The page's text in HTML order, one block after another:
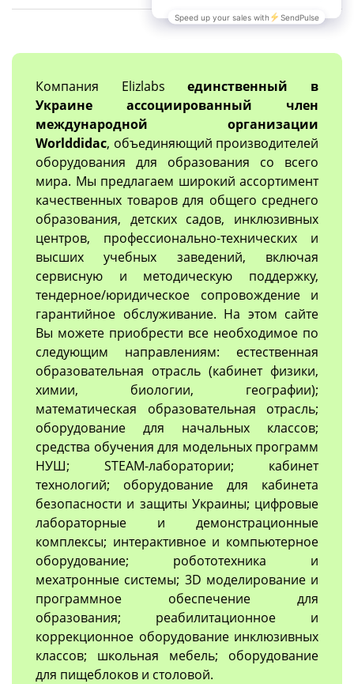
Компания Elizlabsединственный в
Украине ассоциированный член
международной организации
Worlddidac, объединяющий производителей
оборудования для образования со всего
мира. Мы предлагаем широкий ассортимент
качественных товаров для общего среднего
образования, детских садов, инклюзивных
центров, профессионально-технических и
высших учебных заведений, включая
сервисную и методическую поддержку,
тендерное/юридическое сопровождение и
гарантийное обслуживание. На этом сайте
Вы можете приобрести все необходимое по
следующим направлениям: естественная
образовательная отрасль (кабинет физики,
химии, биологии, географии);
математическая образовательная отрасль;
оборудование для начальных классов;
средства обучения для модельных программ
НУШ; STEAM-лаборатории; кабинет
технологий; оборудование для кабинета
безопасности и защиты Украины; цифровые
лабораторные и демонстрационные
комплексы; интерактивное и компьютерное
оборудование; робототехника и
мехатронные системы; 3D моделирование и
программное обеспечение для
образования; реабилитационное и
коррекционное оборудование инклюзивных
классов; школьная мебель; оборудование
для пищеблоков и столовой.